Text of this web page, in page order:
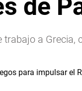
de
a